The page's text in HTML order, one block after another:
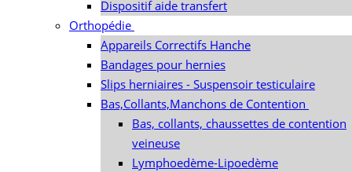
Dispositif aide transfert
Orthopédie
Appareils Correctifs Hanche
Bandages pour hernies
Slips herniaires - Suspensoir testiculaire
Bas,Collants,Manchons de Contention
Bas, collants, chaussettes de contention
veineuse
Lymphoedème-Lipoedème